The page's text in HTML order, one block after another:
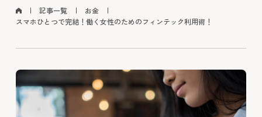
記事一覧
お金
スマホひとつで完結！働く女性のためのフィンテック利用術！